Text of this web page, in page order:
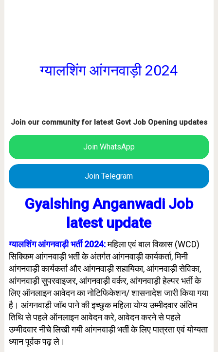
ग्यालशिंग आंगनवाड़ी 2024
Join our community for latest Govt Job Opening updates
Join WhatsApp
Join Telegram
Gyalshing Anganwadi Job
latest update
ग्यालशिंग आंगनवाड़ी भर्ती 2024:महिला एवं बाल विकास (WCD)
सिक्किम आंगनवाड़ी भर्ती के अंतर्गत आंगनवाड़ी कार्यकर्ता, मिनी
आंगनवाड़ी कार्यकर्ता और आंगनवाड़ी सहायिका, आंगनवाड़ी सेविका,
आंगनवाड़ी सुपरवाइजर, आंगनवाड़ी वर्कर, आंगनवाड़ी हेल्पर भर्ती के
लिए ऑनलाइन आवेदन का नोटिफिकेशन/ शासनादेश जारी किया गया
है। आंगनवाड़ी जॉब पाने की इच्छुक महिला योग्य उम्मीदवार अंतिम
तिथि से पहले ऑनलाइन आवेदन करे, आवेदन करने से पहले
उम्मीदवार नीचे लिखी गयी आंगनवाड़ी भर्ती के लिए पात्रता एवं योग्यता
ध्यान पूर्वक पढ़ ले।